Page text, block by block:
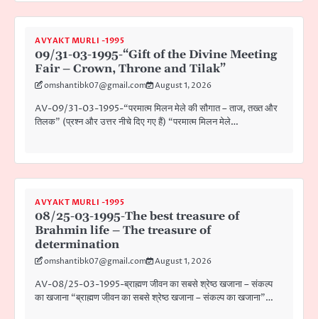
AVYAKT MURLI -1995
09/31-03-1995-“Gift of the Divine Meeting
Fair – Crown, Throne and Tilak”
omshantibk07@gmail.com August 1, 2026
AV-09/31-03-1995-“परमात्म मिलन मेले की सौगात – ताज, तख्त और
तिलक” (प्रश्न और उत्तर नीचे दिए गए हैं) “परमात्म मिलन मेले…
AVYAKT MURLI -1995
08/25-03-1995-The best treasure of
Brahmin life – The treasure of
determination
omshantibk07@gmail.com August 1, 2026
AV-08/25-03-1995-ब्राह्मण जीवन का सबसे श्रेष्ठ खजाना – संकल्प
का खजाना “ब्राह्मण जीवन का सबसे श्रेष्ठ खजाना – संकल्प का खजाना”…